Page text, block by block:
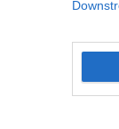
- vor fi
de vedere.